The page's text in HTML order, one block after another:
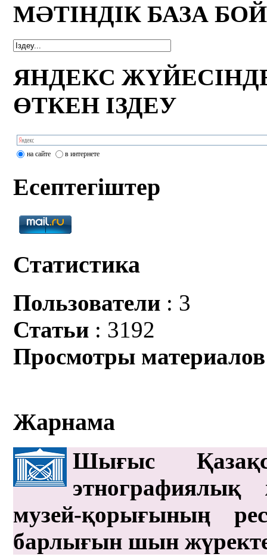
МӘТІНДІК БАЗА
ЯНДЕКС
ӨТКЕН ІЗДЕУ
на сайте в интернете
Есептегіштер
Статистика
Пользователи : 3
Статьи : 3192
Просмотры материалов
Жарнама
Шығыс
этнографиялық
музей-қорығының
барлығын шын